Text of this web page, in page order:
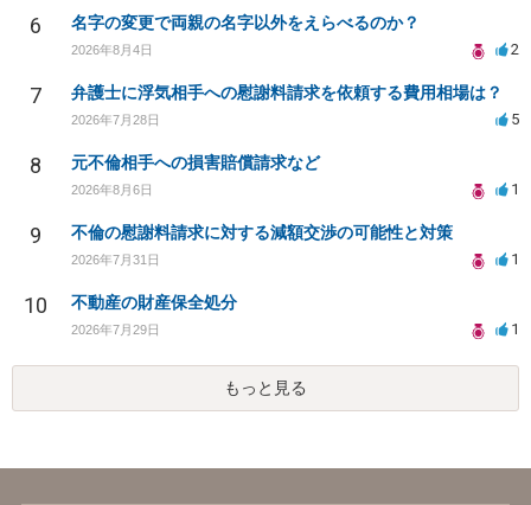
6 名字の変更で両親の名字以外をえらべるのか？
2026年8月4日 2
7 弁護士に浮気相手への慰謝料請求を依頼する費用相場は？
2026年7月28日 5
8 元不倫相手への損害賠償請求など
2026年8月6日 1
9 不倫の慰謝料請求に対する減額交渉の可能性と対策
2026年7月31日 1
10 不動産の財産保全処分
2026年7月29日 1
もっと見る